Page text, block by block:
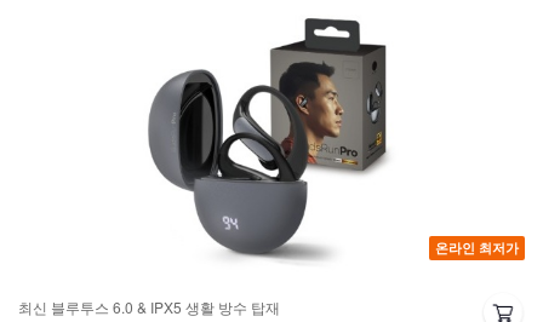
온라인 최저가
최신 블루투스 6.0 & IPX5 생활 방수 탑재